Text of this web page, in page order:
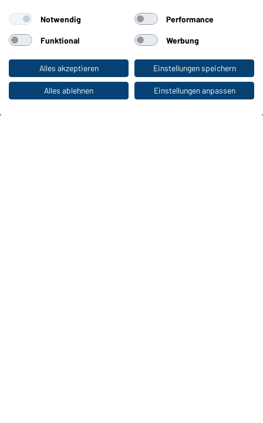
Zum Privatkunden-Shop
Farben
WORKWEAR COLLECTION
Die ideale Wahl für Professionals: Kollektionen
entdecken!
Notwendig Performance
Funktional Werbung
Alles akzeptieren Einstellungen speichern
Alles ablehnen Einstellungen anpassen